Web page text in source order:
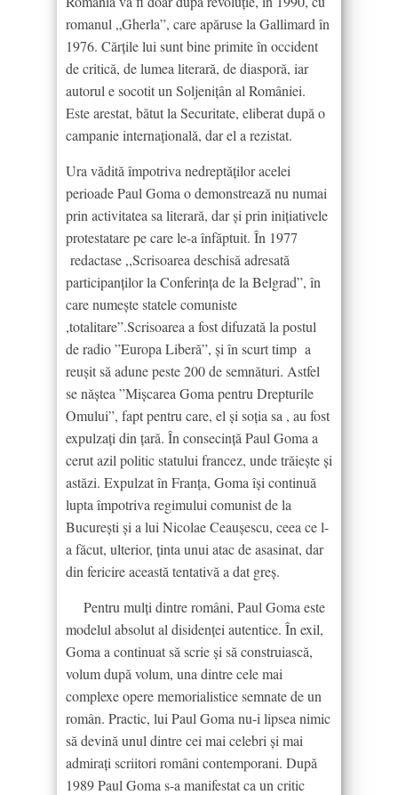
romanul „Gherla”, care apăruse la Gallimard în
1976. Cărţile lui sunt bine primite în occident
de critică, de lumea literară, de diasporă, iar
autorul e socotit un Soljeniţân al României.
Este arestat, bătut la Securitate, eliberat după o
campanie internaţională, dar el a rezistat.
Ura vădită împotriva nedreptăţilor acelei
perioade Paul Goma o demonstrează nu numai
prin activitatea sa literară, dar şi prin inițiativele
protestatare pe care le-a înfăptuit. În 1977
redactase ,,Scrisoarea deschisă adresată
participanţilor la Conferinţa de la Belgrad”, în
care numeşte statele comuniste
,totalitare”.Scrisoarea a fost difuzată la postul
de radio ”Europa Liberă”, şi în scurt timp a
reuşit să adune peste 200 de semnături. Astfel
se năştea ”Mișcarea Goma pentru Drepturile
Omului”, fapt pentru care, el şi soţia sa , au fost
expulzaţi din ţară. În consecinţă Paul Goma a
cerut azil politic statului francez, unde trăieşte și
astăzi. Expulzat în Franța, Goma își continuă
lupta împotriva regimului comunist de la
Bucureşti și a lui Nicolae Ceaușescu, ceea ce l-
a făcut, ulterior, ținta unui atac de asasinat, dar
din fericire această tentativă a dat greș.
Pentru mulţi dintre români, Paul Goma este
modelul absolut al disidenţei autentice. În exil,
Goma a continuat să scrie şi să construiască,
volum după volum, una dintre cele mai
complexe opere memorialistice semnate de un
român. Practic, lui Paul Goma nu-i lipsea nimic
să devină unul dintre cei mai celebri şi mai
admiraţi scriitori români contemporani. După
1989 Paul Goma s-a manifestat ca un critic